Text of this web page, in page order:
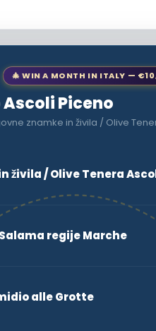
🎄 WIN A MONTH IN ITALY —
Piceno
znamke in živila / Olive
živila / Olive Tenera
regije Marche
alle Grotte